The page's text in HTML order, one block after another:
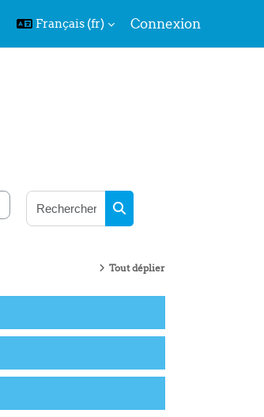
Français ‎(fr)‎ Connexion
Rechercher des cours
Tout déplier